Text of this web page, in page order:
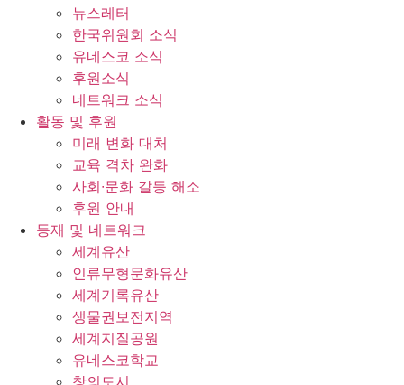
뉴스레터
한국위원회 소식
유네스코 소식
후원소식
네트워크 소식
활동 및 후원
미래 변화 대처
교육 격차 완화
사회∙문화 갈등 해소
후원 안내
등재 및 네트워크
세계유산
인류무형문화유산
세계기록유산
생물권보전지역
세계지질공원
유네스코학교
창의도시